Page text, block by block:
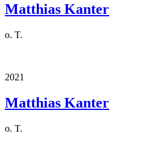
Matthias Kanter
o. T.
2021
Matthias Kanter
o. T.